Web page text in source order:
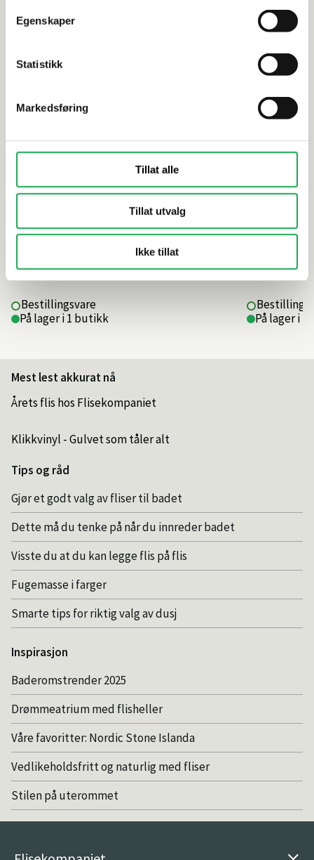
Egenskaper
Statistikk
Markedsføring
Tillat alle
Tillat utvalg
Ikke tillat
Oksiderende Messing
Bestillingsvare
På lager i 1 butikk
På lager i
Mest lest akkurat nå
Årets flis hos Flisekompaniet
Klikkvinyl - Gulvet som tåler alt
Tips og råd
Gjør et godt valg av fliser til badet
Dette må du tenke på når du innreder badet
Visste du at du kan legge flis på flis
Fugemasse i farger
Smarte tips for riktig valg av dusj
Inspirasjon
Baderomstrender 2025
Drømmeatrium med flisheller
Våre favoritter: Nordic Stone Islanda
Vedlikeholdsfritt og naturlig med fliser
Stilen på uterommet